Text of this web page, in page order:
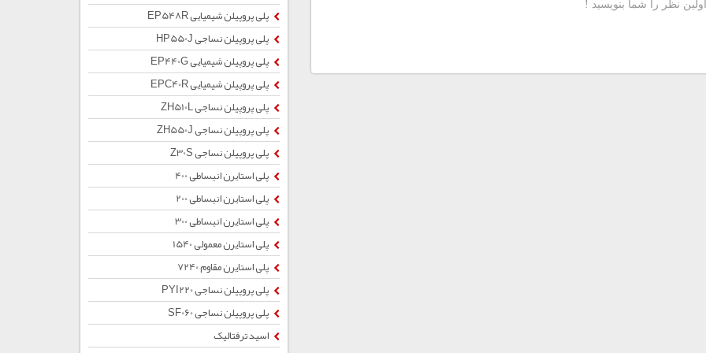
پلی پروپیلن شیمیایی EP548R
پلی پروپیلن نساجی HP550J
پلی پروپیلن شیمیایی EP440G
پلی پروپیلن شیمیایی EPC40R
پلی پروپیلن نساجی ZH510L
پلی پروپیلن نساجی ZH550J
پلی پروپیلن نساجی Z30S
پلی استایرن انبساطی 400
پلی استایرن انبساطی 200
پلی استایرن انبساطی 300
پلی استایرن معمولی 1540
پلی استایرن مقاوم 7240
پلی پروپیلن نساجی PYI220
پلی پروپیلن نساجی SF060
اسید ترفتالیک